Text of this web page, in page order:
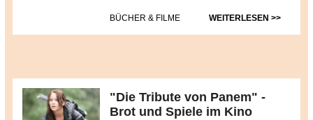
BÜCHER & FILME WEITERLESEN >>
"Die Tribute von Panem" -
Brot und Spiele im Kino